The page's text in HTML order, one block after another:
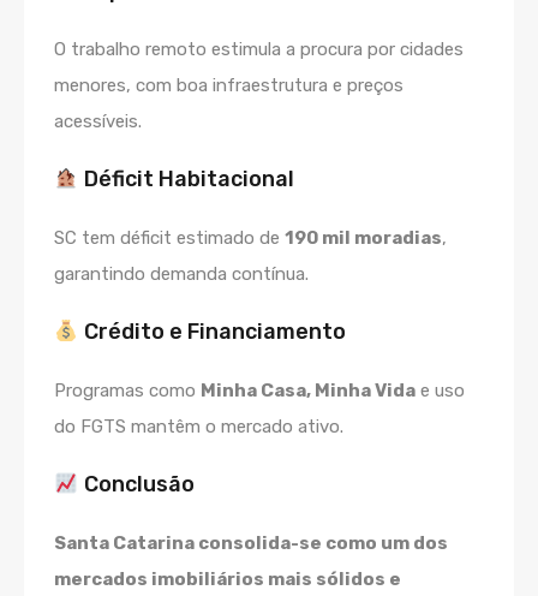
O trabalho remoto estimula a procura por cidades
menores, com boa infraestrutura e preços
acessíveis.
Déficit Habitacional
SC tem déficit estimado de 190 mil moradias,
garantindo demanda contínua.
Crédito e Financiamento
Programas como Minha Casa, Minha Vida e uso
do FGTS mantêm o mercado ativo.
Conclusão
Santa Catarina consolida-se como um dos
mercados imobiliários mais sólidos e